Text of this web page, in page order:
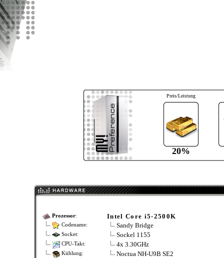
Preis/Leistung
20%
Prozessor: Intel Core i5-2500K
Codename: Sandy Bridge
Socket: Sockel 1155
CPU-Takt: 4x 3.30GHz
Kühlung: Noctua NH-U9B SE2